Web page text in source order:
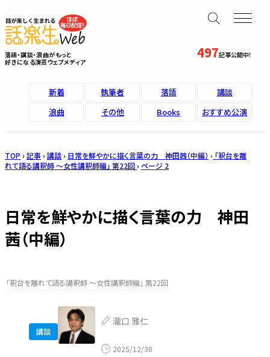
497記事公開中！
落語・講談・浪曲がもっと
好きになる演芸ウェブメディア
新着 執筆者 落語
講談
浪曲
その他 Books おすすめ公演
TOP › 記事 › 講談› 日常を鮮やかに描く言葉の力 神田茜（中編） › 「釈台を離
れて語る講釈師 ～女性講釈師編」 第22回› ページ 2
日常を鮮やかに描く言葉の力 神田
茜（中編）
「釈台を離れて語る講釈師 ～女性講釈師編」 第22回
講談
瀧口 雅仁
2025/12/30